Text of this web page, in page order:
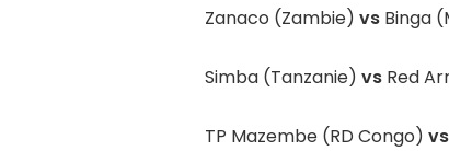
Zanaco (Zambie) vs Binga
Simba (Tanzanie) vs Red
TP Mazembe (RD Congo) vs